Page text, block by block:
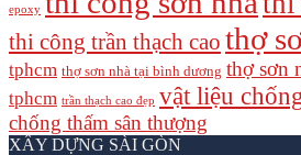
epoxy
thi công trần thạch cao thợ
tphcm thợ sơn nhà tại bình dương thợ sơn
tphcm trần thạch cao đẹp vật liệu
chống thấm sân thượng
XÂY DỰNG SÀI GÒN